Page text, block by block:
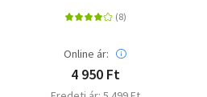
Online ár:
4 950 Ft